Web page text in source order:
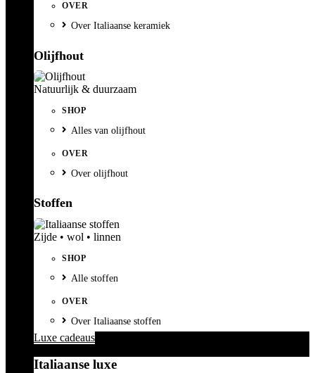
OVER
Over Italiaanse keramiek
Olijfhout
Natuurlijk & duurzaam
SHOP
Alles van olijfhout
OVER
Over olijfhout
Stoffen
Zijde • wol • linnen
SHOP
Alle stoffen
OVER
Over Italiaanse stoffen
Luxe cadeaus
Italiaanse luxe